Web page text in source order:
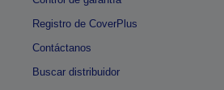
Registro de CoverPlus
Contáctanos
Buscar distribuidor